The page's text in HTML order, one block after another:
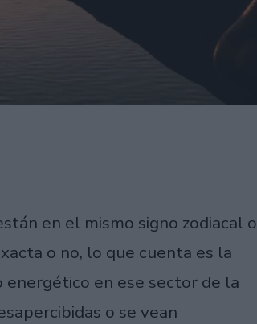
en el mismo signo zodiacal o
o no, lo que cuenta es la
energético en ese sector de la
o se vean